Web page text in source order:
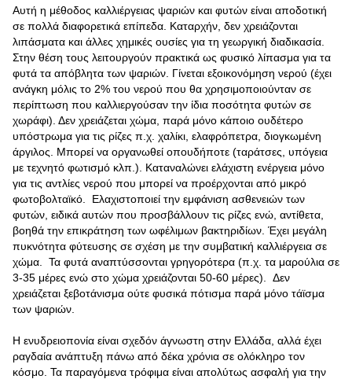
Αυτή η μέθοδος καλλιέργειας ψαριών και φυτών είναι αποδοτική
σε πολλά διαφορετικά επίπεδα. Καταρχήν, δεν χρειάζονται
λιπάσματα και άλλες χημικές ουσίες για τη γεωργική διαδικασία.
Στην θέση τους λειτουργούν πρακτικά ως φυσικό λίπασμα για τα
φυτά τα απόβλητα των ψαριών. Γίνεται εξοικονόμηση νερού (έχει
ανάγκη μόλις το 2% του νερού που θα χρησιμοποιούνταν σε
περίπτωση που καλλιεργούσαν την ίδια ποσότητα φυτών σε
χωράφι). Δεν χρειάζεται χώμα, παρά μόνο κάποιο ουδέτερο
υπόστρωμα για τις ρίζες π.χ. χαλίκι, ελαφρόπετρα, διογκωμένη
άργιλος. Μπορεί να οργανωθεί οπουδήποτε (ταράτσες, υπόγεια
με τεχνητό φωτισμό κλπ.). Καταναλώνει ελάχιστη ενέργεια μόνο
για τις αντλίες νερού που μπορεί να προέρχονται από μικρό
φωτοβολταϊκό. Ελαχιστοποιεί την εμφάνιση ασθενειών των
φυτών, ειδικά αυτών που προσβάλλουν τις ρίζες ενώ, αντίθετα,
βοηθά την επικράτηση των ωφέλιμων βακτηριδίων. Έχει μεγάλη
πυκνότητα φύτευσης σε σχέση με την συμβατική καλλιέργεια σε
χώμα. Τα φυτά αναπτύσσονται γρηγορότερα (π.χ. τα μαρούλια σε
3-35 μέρες ενώ στο χώμα χρειάζονται 50-60 μέρες). Δεν
χρειάζεται ξεβοτάνισμα ούτε φυσικά πότισμα παρά μόνο τάϊσμα
των ψαριών.
Η ενυδρειοπονία είναι σχεδόν άγνωστη στην Ελλάδα, αλλά έχει
ραγδαία ανάπτυξη πάνω από δέκα χρόνια σε ολόκληρο τον
κόσμο. Τα παραγόμενα τρόφιμα είναι απολύτως ασφαλή για την